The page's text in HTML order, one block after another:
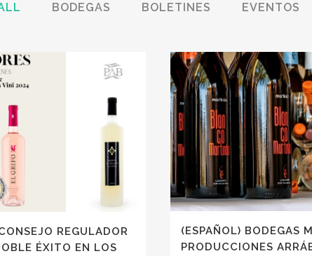
BODEGAS BOLETINES EVENTOS
REGULADOR
ÉXITO EN LOS
(ESPAÑOL) BODEGAS
PRODUCCIONES